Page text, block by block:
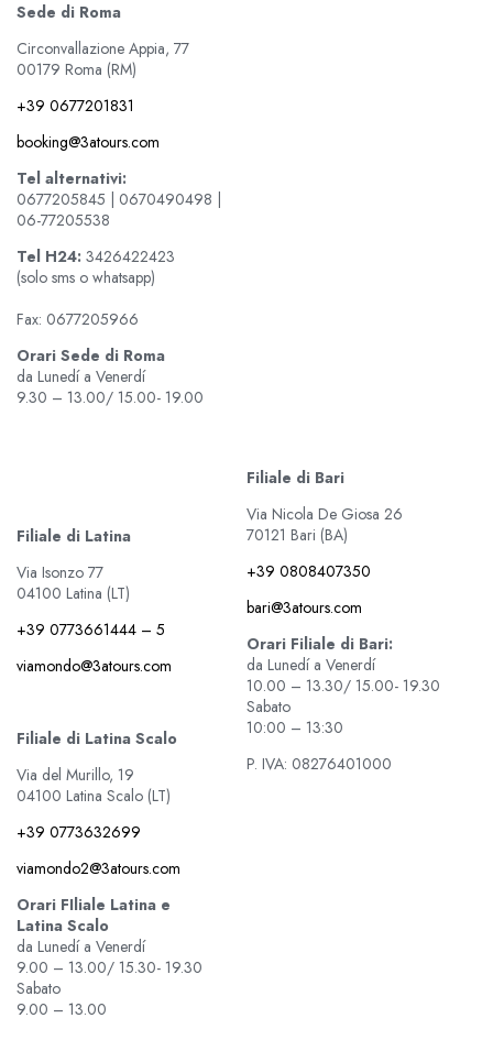
Sede di Roma
Circonvallazione Appia, 77
00179 Roma (RM)
+39 0677201831
booking@3atours.com
Tel alternativi:
0677205845 | 0670490498 |
06-77205538
Tel H24: 3426422423
(solo sms o whatsapp)
Fax: 0677205966
Orari Sede di Roma
da Lunedí a Venerdí
9.30 – 13.00/ 15.00- 19.00
Filiale di Latina
Via Isonzo 77
04100 Latina (LT)
+39 0773661444 – 5
viamondo@3atours.com
Filiale di Latina Scalo
Via del Murillo, 19
04100 Latina Scalo (LT)
+39 0773632699
viamondo2@3atours.com
Orari FIliale Latina e
Latina Scalo
da Lunedí a Venerdí
9.00 – 13.00/ 15.30- 19.30
Sabato
9.00 – 13.00
Filiale di Bari
Via Nicola De Giosa 26
70121 Bari (BA)
+39 0808407350
bari@3atours.com
Orari Filiale di Bari:
da Lunedí a Venerdí
10.00 – 13.30/ 15.00- 19.30
Sabato
10:00 – 13:30
P. IVA: 08276401000